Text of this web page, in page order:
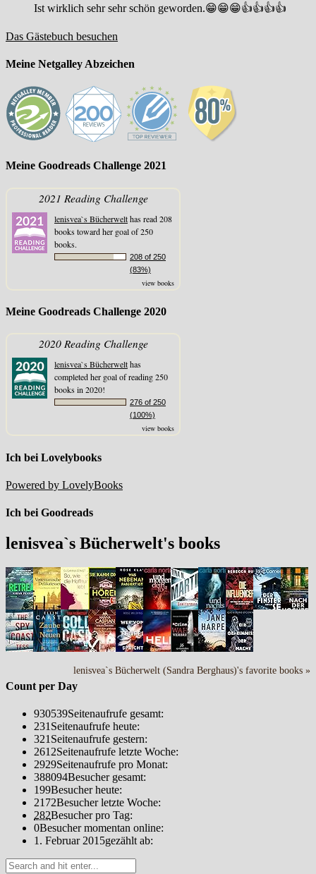
Ist wirklich sehr sehr schön geworden.😁😁😁👍👍👍👍
Das Gästebuch besuchen
Meine Netgalley Abzeichen
Meine Goodreads Challenge 2021
2021 Reading Challenge
lenisvea`s Bücherwelthas read 208
books toward her goal of 250
books.
208 of 250
(83%)
view books
Meine Goodreads Challenge 2020
2020 Reading Challenge
lenisvea`s Bücherwelthas
completed her goal of reading 250
books in 2020!
276 of 250
(100%)
view books
Ich bei Lovelybooks
Powered by LovelyBooks
Ich bei Goodreads
lenisvea`s Bücherwelt's books
lenisvea`s Bücherwelt (Sandra Berghaus)'s favorite books »
Count per Day
930539Seitenaufrufe gesamt:
231 Seitenaufrufe heute:
321 Seitenaufrufe gestern:
2612Seitenaufrufe letzte Woche:
2929Seitenaufrufe pro Monat:
388094Besucher gesamt:
199Besucher heute:
2172Besucher letzte Woche:
282Besucher pro Tag:
0Besucher momentan online:
1. Februar 2015gezählt ab: